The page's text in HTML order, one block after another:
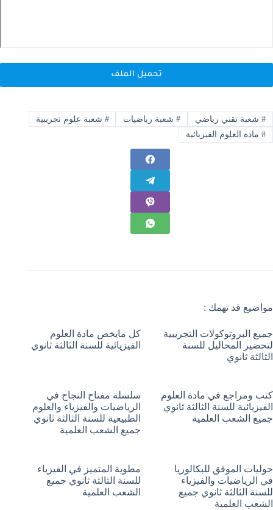
تحميل الملف
#شعبة تقني رياضي #شعبة رياضيات # شعبة علوم تجريبية
#مادة العلوم الفيزيائية
مواضيع قد تهمك :
جميع البروتوكولات التجريبية
لتحضير المحاليل للسنة
الثالثة ثانوي
كل مايخص مادة العلوم
الفيزيائية للسنة الثالثة ثانوي
كتب ومراجع في مادة العلوم
الفيزيائية للسنة الثالثة ثانوي
جميع الشعب العلمية
سلسلة مفتاح النجاح في
الرياضيات والفيزياء والعلوم
الطبيعية للسنة الثالثة ثانوي
جميع الشعب العلمية
حوليات الموفق للبكالوريا
في الرياضيات والفيزياء
للسنة الثالثة ثانوي جميع
الشعب العلمية
مطوية المتميز في الفيزياء
للسنة الثالثة ثانوي جميع
الشعب العلمية